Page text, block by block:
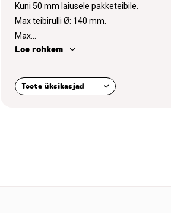
Kuni 50 mm laiusele pakketeibile.
Max teibirulli Ø: 140 mm.
Max...
Loe rohkem
Toote üksikasjad